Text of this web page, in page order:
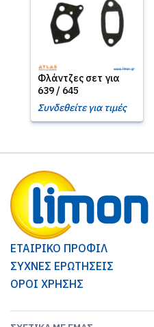
Φλάντζες σετ για
639 / 645
Συνδεθείτε για τιμές
ΕΤΑΙΡΙΚΟ ΠΡΟΦΙΛ
ΣΥΧΝΕΣ ΕΡΩΤΗΣΕΙΣ
ΟΡΟΙ ΧΡΗΣΗΣ